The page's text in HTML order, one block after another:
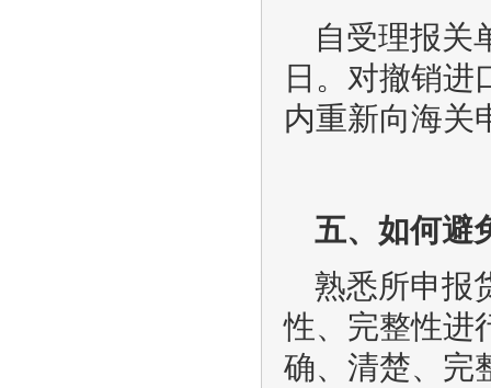
自受理报关
日。 对撤销进
内重新向海关
五、如何避
熟悉所申报
性、完整性进
确、清楚、完